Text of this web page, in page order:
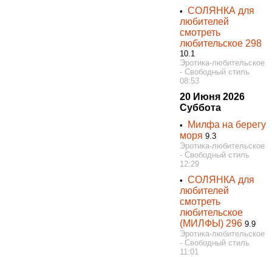
•СОЛЯНКА для
любителей
смотреть
любительское 298
10.1
Эротика-любительское
- Свободный стиль
08:53
20 Июня 2026
Суббота
•
Милфа на берегу
моря 9.3
Эротика-любительское
- Свободный стиль
12:29
•СОЛЯНКА для
любителей
смотреть
любительское
(МИЛФЫ) 296 9.9
Эротика-любительское
- Свободный стиль
11:01